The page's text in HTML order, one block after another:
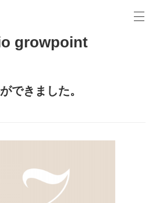
growpoint
できました。